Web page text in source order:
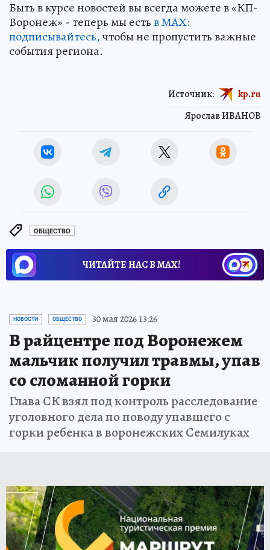
Быть в курсе новостей вы всегда можете в «КП-
Воронеж» - теперь мы естьв МАХ:
подписывайтесь,чтобы не пропустить важные
события региона.
Ярослав ИВАНОВ
Источник: kp.ru
ОБЩЕСТВО
ЧИТАЙТЕ НАС В МАХ!
НОВОСТИ ОБЩЕСТВО 30 мая 2026 13:26
В райцентре под Воронежем
мальчик получил травмы, упав
со сломанной горки
Глава СК взял под контроль расследование
уголовного дела по поводу упавшего с
горки ребенка в воронежских Семилуках